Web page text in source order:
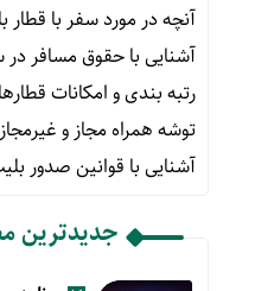
آنچه در مورد سفر با قطار
آشنایی با حقوق مسافر در
رتبه بندی و امکانات
توشه همراه مجاز و
آشنایی با قوانین صدور
جدیدترین